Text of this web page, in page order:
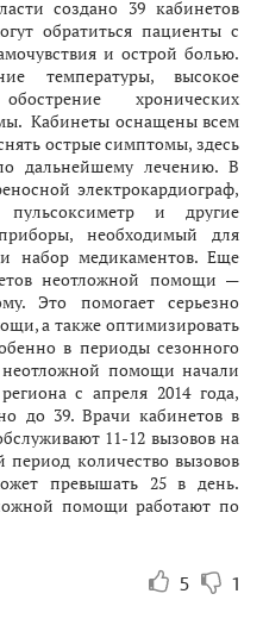
создано 39 кабинетов
обратиться пациенты с
и острой болью.
температуры, высокое
хронических
Кабинеты оснащены всем
острые симптомы, здесь
дальнейшему лечению. В
электрокардиограф,
пульсоксиметр и другие
необходимый для
набор медикаментов. Еще
неотложной помощи —
Это помогает серьезно
а также оптимизировать
в периоды сезонного
помощи начали
с апреля 2014 года,
до 39. Врачи кабинетов в
11-12 вызовов на
количество вызовов
превышать 25 в день.
помощи работают по
5 1